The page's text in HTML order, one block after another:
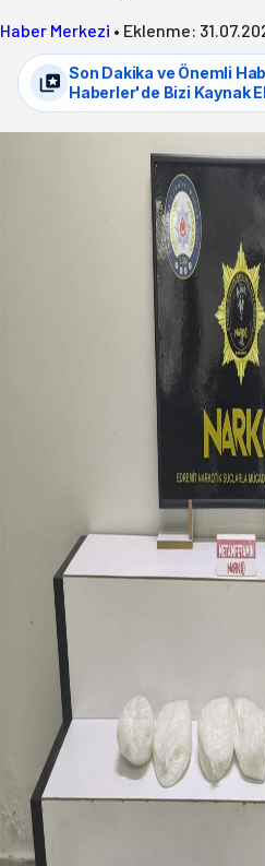
Haber Merkezi • Eklenme:
Son Dakika ve Önemli
Haberler'de Bizi Kaynak